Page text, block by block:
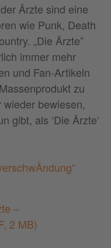
Ärzte sind eine
wie Punk, Death
„Die Ärzte”
immer mehr
und Fan-Artikeln
zu
bewiesen,
gibt, als ‘Die Ärzte‘
–
2 MB)